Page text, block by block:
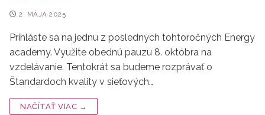
2. MÁJA 2025
Prihláste sa na jednu z posledných tohtoročných Energy
academy. Využite obednú pauzu 8. októbra na
vzdelávanie. Tentokrát sa budeme rozprávať o
Štandardoch kvality v sieťových…
NAČÍTAŤ VIAC →